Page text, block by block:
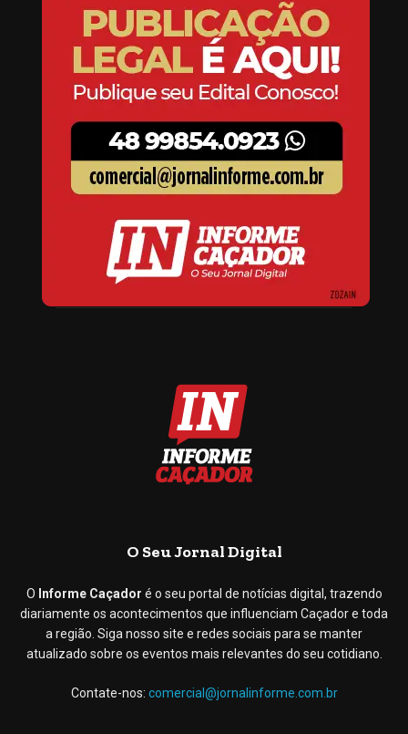
O Seu Jornal Digital
O Informe Caçador é o seu portal de notícias digital, trazendo
diariamente os acontecimentos que influenciam Caçador e toda
a região. Siga nosso site e redes sociais para se manter
atualizado sobre os eventos mais relevantes do seu cotidiano.
Contate-nos: comercial@jornalinforme.com.br